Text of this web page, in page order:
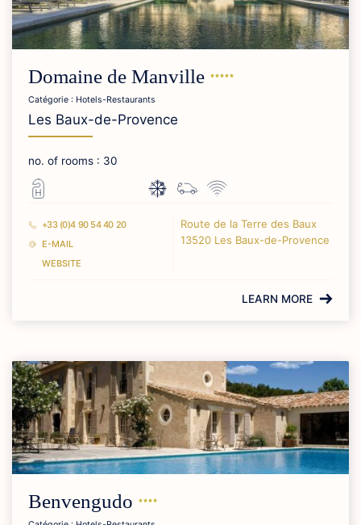
Domaine de Manville
Catégorie : Hotels-Restaurants
Les Baux-de-Provence
no. of rooms : 30
+33 (0)4 90 54 40 20
E-MAIL
WEBSITE
Route de la Terre des Baux
13520 Les Baux-de-Provence
LEARN MORE
Benvengudo